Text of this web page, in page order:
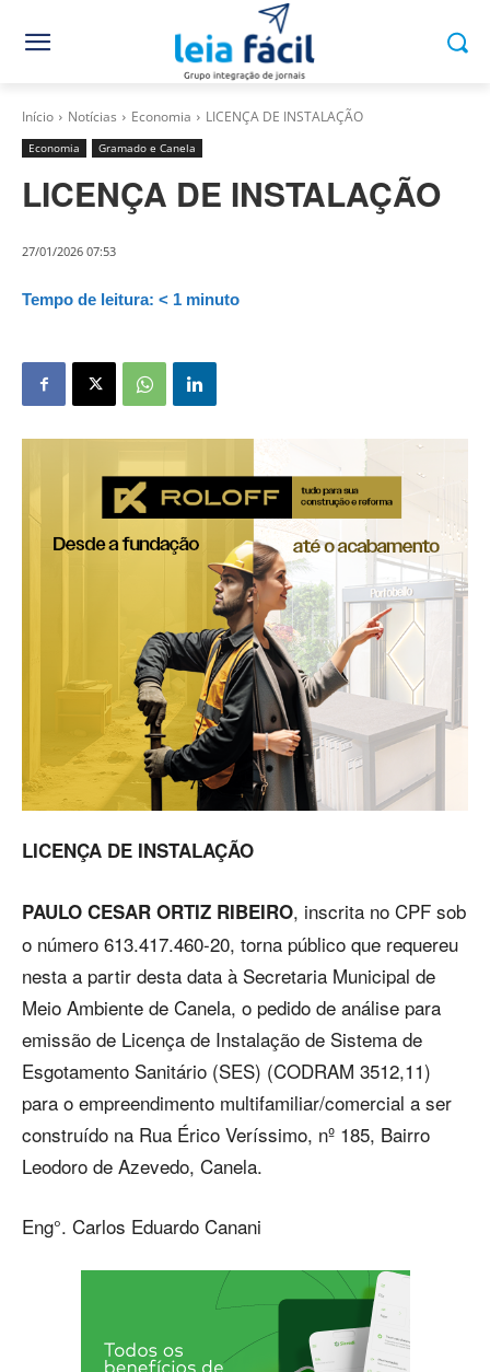
Início Notícias Economia LICENÇA DE INSTALAÇÃO
Economia Gramado e Canela
LICENÇA DE INSTALAÇÃO
27/01/2026 07:53
Tempo de leitura: < 1 minuto
LICENÇA DE INSTALAÇÃO
PAULO CESAR ORTIZ RIBEIRO, inscrita no CPF sob
o número 613.417.460-20, torna público que requereu
nesta a partir desta data à Secretaria Municipal de
Meio Ambiente de Canela, o pedido de análise para
emissão de Licença de Instalação de Sistema de
Esgotamento Sanitário (SES) (CODRAM 3512,11)
para o empreendimento multifamiliar/comercial a ser
construído na Rua Érico Veríssimo, nº 185, Bairro
Leodoro de Azevedo, Canela.
Eng°. Carlos Eduardo Canani